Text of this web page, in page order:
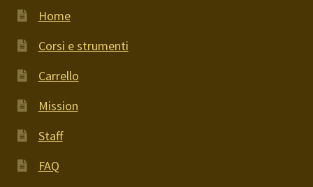
Home
Corsi e strumenti
Carrello
Mission
Staff
FAQ